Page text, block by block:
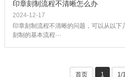
印章刻制流程不清晰怎么办
2024-12-17
印章刻制流程不清晰的问题，可以从以
刻制的基本流程···
首页 1 1/1